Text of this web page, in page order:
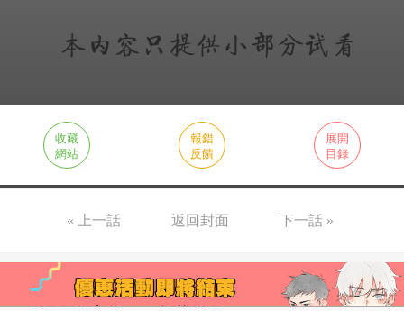
收藏
網站
報錯
反饋
展開
目錄
« 上一話 返回封面 下一話 »